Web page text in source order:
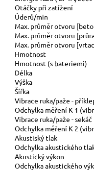
Otáčky při zatížení
Úderů/min
Max. průměr otvoru
Max. průměr otvoru
Max. průměr otvoru
Hmotnost
Hmotnost (s bateriemi)
Délka
Výška
Šířka
Vibrace ruka/paže -
Odchylka měření K 1
Vibrace ruka/paže - sekáč
Odchylka měření K 2
Akustiský tlak
Odchylka akustického
Akustický výkon
Odchylka akustického